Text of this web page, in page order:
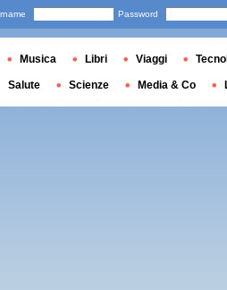
Password
Musica Libri Viaggi
Salute Scienze Media & Co